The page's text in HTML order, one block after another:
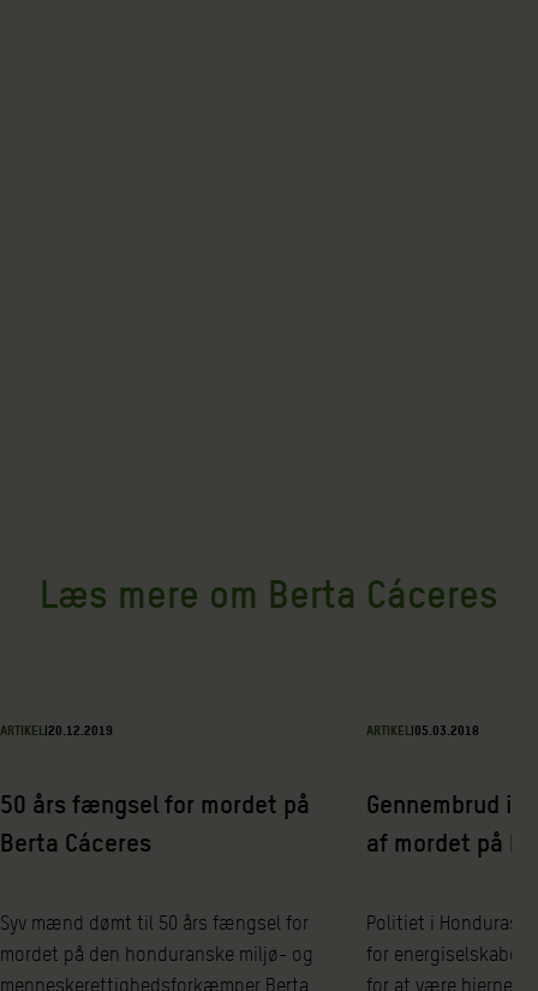
Læs mere om Berta Cáceres
ARTIKEL|20.12.2019
50 års fængsel for mordet på
Berta Cáceres
Syv mænd dømt til 50 års fængsel for
mordet på den honduranske miljø- og
menneskerettighedsforkæmper Berta
ARTIKEL|05.03.2018
Gennembrud i
af mordet på
Politiet i Honduras
for energiselskabet
for at være hjernen